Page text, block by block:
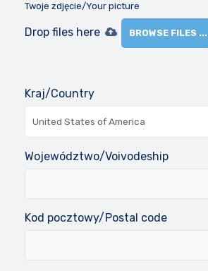
Twoje zdjęcie/Your picture
Drop files here BROWSE FILES ...
Kraj/Country
United States of America
Województwo/Voivodeship
Kod pocztowy/Postal code